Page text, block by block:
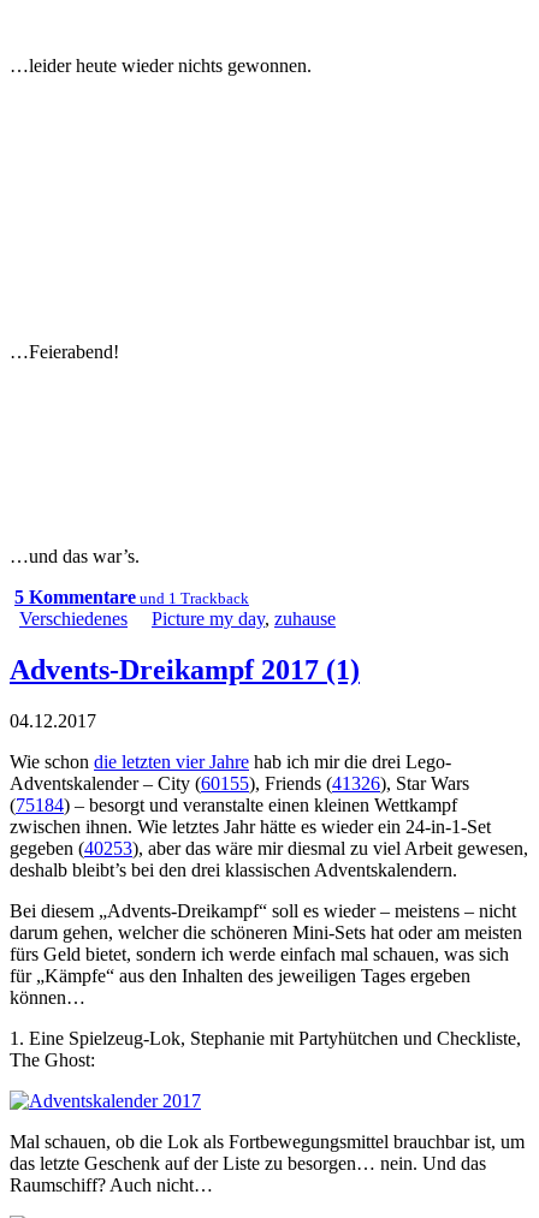
…leider heute wieder nichts gewonnen.
…Feierabend!
…und das war’s.
5 Kommentare und 1 Trackback
Verschiedenes Picture my day, zuhause
Advents-Dreikampf 2017 (1)
04.12.2017
Wie schon die letzten vier Jahre hab ich mir die drei Lego-
Adventskalender – City (60155), Friends (41326), Star Wars
(75184) – besorgt und veranstalte einen kleinen Wettkampf
zwischen ihnen. Wie letztes Jahr hätte es wieder ein 24-in-1-Set
gegeben (40253), aber das wäre mir diesmal zu viel Arbeit gewesen,
deshalb bleibt’s bei den drei klassischen Adventskalendern.
Bei diesem „Advents-Dreikampf“ soll es wieder – meistens – nicht
darum gehen, welcher die schöneren Mini-Sets hat oder am meisten
fürs Geld bietet, sondern ich werde einfach mal schauen, was sich
für „Kämpfe“ aus den Inhalten des jeweiligen Tages ergeben
können…
1. Eine Spielzeug-Lok, Stephanie mit Partyhütchen und Checkliste,
The Ghost:
Mal schauen, ob die Lok als Fortbewegungsmittel brauchbar ist, um
das letzte Geschenk auf der Liste zu besorgen… nein. Und das
Raumschiff? Auch nicht…